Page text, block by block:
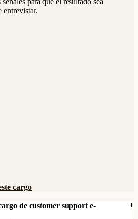
para que el resultado sea
entrevistar.
cargo
de customer support e-